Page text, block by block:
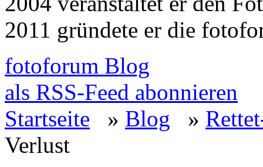
2011 gründete er die
fotoforum Blog
als RSS-Feed abonnieren
Startseite » Blog »
Verlust